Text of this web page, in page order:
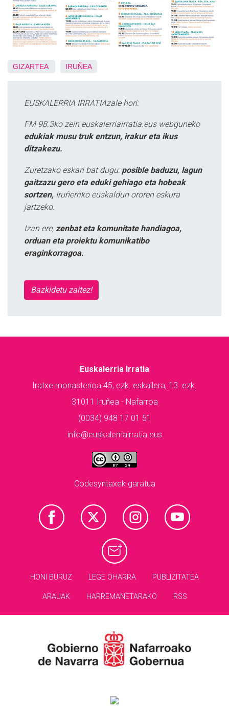
GIZARTEA IRUÑEA
EUSKALERRIA IRRATIAzale hori:
FM 98.3ko zein euskalerriairratia.eus webguneko
edukiak musu truk entzun, irakur eta ikus
ditzakezu.
Zuretzako eskari bat dugu: posible baduzu, lagun
gaitzazu gero eta eduki gehiago eta hobeak
sortzen, Iruñerriko euskaldun ororen eskura
jartzeko.
Izan ere, zenbat eta komunitate handiagoa,
orduan eta proiektu komunikatibo
eraginkorragoa.
Bazkidetu zaitez!
Euskalerria Irratia
Iratxe monasterioa 45, ezk. eskailera, 13. ezk.
31011 Iruñea - Nafarroa
(0034) 948 17 01 51
info@euskalerriairratia.eus
Codesyntaxek garatua
HONI BURUZ LEGE OHARRA PUBLIZITATEA
ARAUAK HARREMANETARAKO RSS